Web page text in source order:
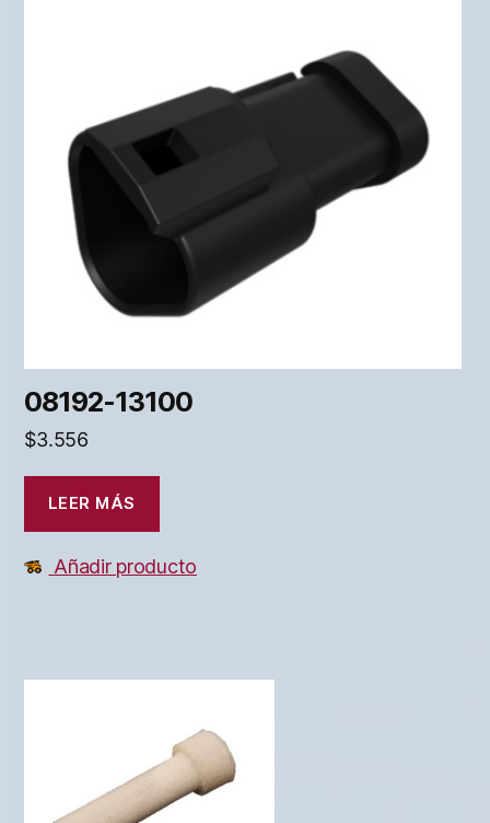
08192-13100
$3.556
LEER MÁS
Añadir producto